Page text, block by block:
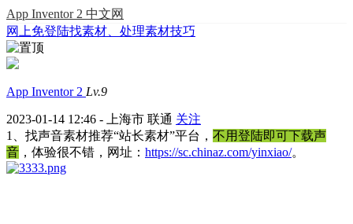
App Inventor 2 中文网
网上免登陆找素材、处理素材技巧
App Inventor 2 Lv.9
2023-01-14 12:46 - 上海市 联通 关注
1、找声音素材推荐“站长素材”平台， 不用登陆即可下载声
音 ，体验很不错，网址： https://sc.chinaz.com/yinxiao/。